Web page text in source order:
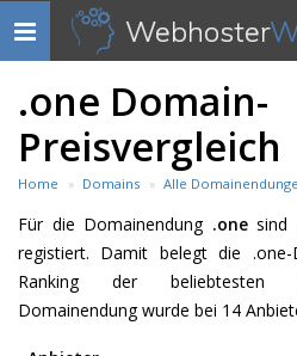
Navigation
anzeigen
Webhoster
.one Domain-
Preisvergleich
Home Domains Alle
Für die Domainendung .onesind
registiert. Damit belegt die
Ranking der beliebtesten
Domainendung wurde bei 14